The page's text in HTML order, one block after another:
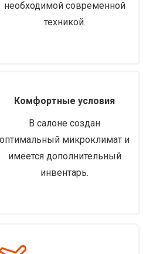
необходимой современной
техникой.
Комфортные условия
В салоне создан
оптимальный микроклимат и
имеется дополнительный
инвентарь.